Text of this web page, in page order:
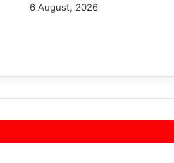
6 August, 2026